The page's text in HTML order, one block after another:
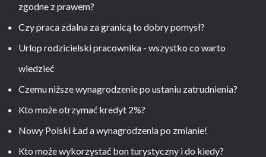
zgodne z prawem?
Czy praca zdalna za granicą to dobry pomysł?
Urlop rodzicielski pracownika - wszystko co warto
wiedzieć
Czemu niższe wynagrodzenie po ustaniu zatrudnienia?
Kto może otrzymać kredyt 2%?
Nowy Polski Ład a wynagrodzenia po zmianie!
Kto może wykorzystać bon turystyczny i do kiedy?